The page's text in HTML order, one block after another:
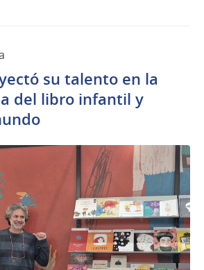
su talento en la
del libro infantil y